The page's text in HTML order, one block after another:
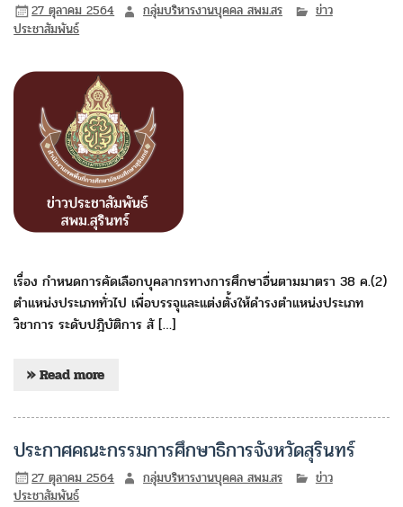
27 ตุลาคม 2564 กลุ่มบริหารงานบุคคล สพม.สร
ข่าว
ประชาสัมพันธ์
เรื่อง กำหนดการคัดเลือกบุคลากรทางการศึกษาอื่นตามมาตรา 38 ค.(2)
ตำแหน่งประเภททั่วไป เพื่อบรรจุและแต่งตั้งให้ดำรงตำแหน่งประเภท
วิชาการ ระดับปฎิบัติการ สั […]
» Read more
ประกาศคณะกรรมการศึกษาธิการจังหวัดสุรินทร์
27 ตุลาคม 2564 กลุ่มบริหารงานบุคคล สพม.สร
ข่าว
ประชาสัมพันธ์